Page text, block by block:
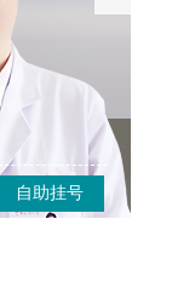
自助挂号